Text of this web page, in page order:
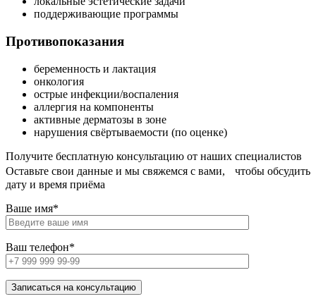
поддерживающие программы
Противопоказания
беременность и лактация
онкология
острые инфекции/воспаления
аллергия на компоненты
активные дерматозы в зоне
нарушения свёртываемости (по оценке)
Получите бесплатную консультацию от наших специалистов
Оставьте свои данные и мы свяжемся с вами, чтобы обсудить
дату и время приёма
Ваше имя*
Ваш телефон*